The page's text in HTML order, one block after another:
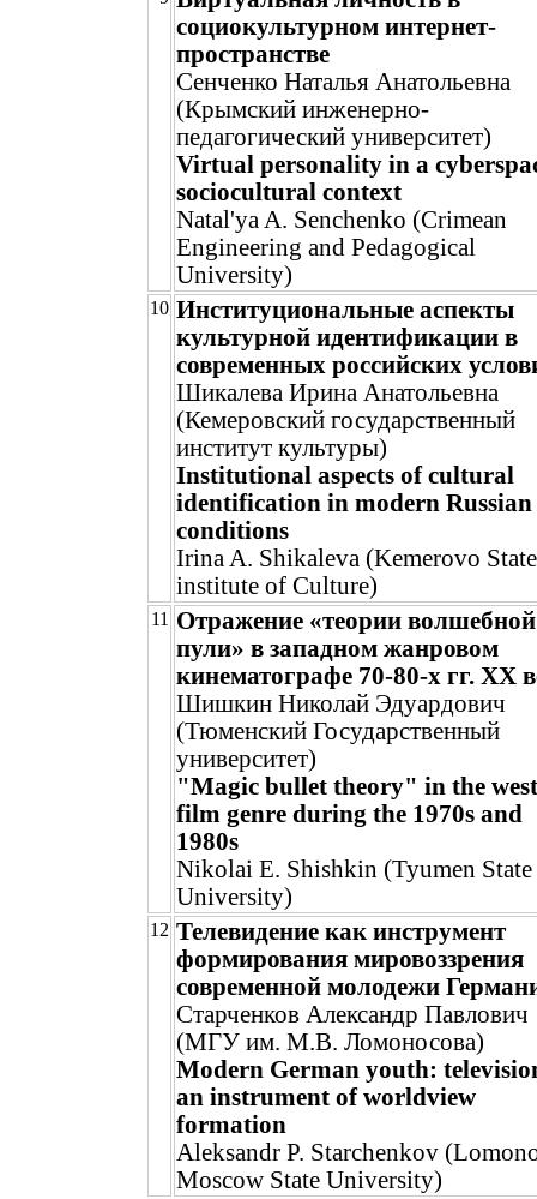
социокультурном интернет-
пространстве
Сенченко Наталья Анатольевна
(Крымский инженерно-
педагогический университет)
Virtual personality in a
sociocultural context
Natal'ya A. Senchenko (Crimean
Engineering and Pedagogical
University)
10 Институциональные аспекты
культурной идентификации в
современных российских
Шикалева Ирина Анатольевна
(Кемеровский государственный
институт культуры)
Institutional aspects of cultural
identification in modern Russian
conditions
Irina A. Shikaleva (Kemerovo State
institute of Culture)
11 Отражение «теории волшебной
пули» в западном жанровом
кинематографе 70-80-х гг. ХХ
Шишкин Николай Эдуардович
(Тюменский Государственный
университет)
"Magic bullet theory" in the
film genre during the 1970s and
1980s
Nikolai E. Shishkin (Tyumen State
University)
12 Телевидение как инструмент
формирования мировоззрения
современной молодежи
Старченков Александр Павлович
(МГУ им. М.В. Ломоносова)
Modern German youth:
an instrument of worldview
formation
Aleksandr P. Starchenkov
Moscow State University)